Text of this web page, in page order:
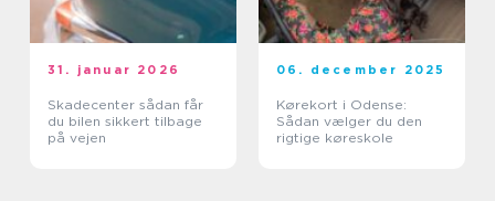
31. januar 2026
Skadecenter sådan får
du bilen sikkert tilbage
på vejen
06. december 2025
Kørekort i Odense:
Sådan vælger du den
rigtige køreskole